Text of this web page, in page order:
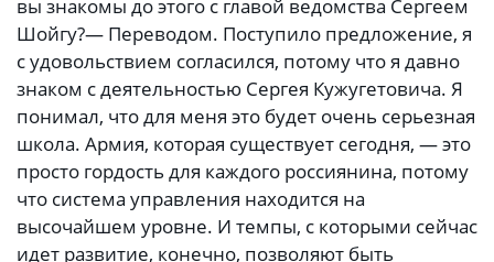
вы знакомы до этого с главой ведомства Сергеем
Шойгу?— Переводом. Поступило предложение, я
с удовольствием согласился, потому что я давно
знаком с деятельностью Сергея Кужугетовича. Я
понимал, что для меня это будет очень серьезная
школа. Армия, которая существует сегодня, — это
просто гордость для каждого россиянина, потому
что система управления находится на
высочайшем уровне. И темпы, с которыми сейчас
идет развитие, конечно, позволяют быть